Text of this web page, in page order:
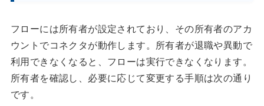
フローには所有者が設定されており、その所有者のアカ
ウントでコネクタが動作します。所有者が退職や異動で
利用できなくなると、フローは実行できなくなります。
所有者を確認し、必要に応じて変更する手順は次の通り
です。